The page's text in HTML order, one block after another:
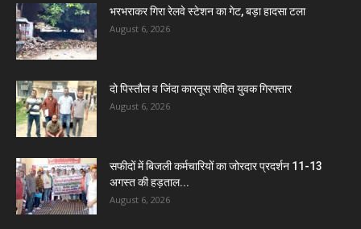
भरभराकर गिरा रेलवे स्टेशन का गेट, बड़ा हादसा टला
August 6, 2026
दो पिस्तौल व जिंदा कारतूस सहित युवक गिरफ्तार
August 6, 2026
सफीदों में बिजली कर्मचारियों का जोरदार प्रदर्शन 11-13
अगस्त की हड़ताल...
August 6, 2026